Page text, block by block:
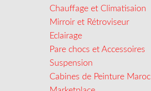
Chauffage et Climatisaion
Mirroir et Rétroviseur
Eclairage
Pare chocs et Accessoires
Suspension
Cabines de Peinture Maroc